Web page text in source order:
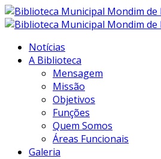
Notícias
A Biblioteca
Mensagem
Missão
Objetivos
Funções
Quem Somos
Áreas Funcionais
Galeria